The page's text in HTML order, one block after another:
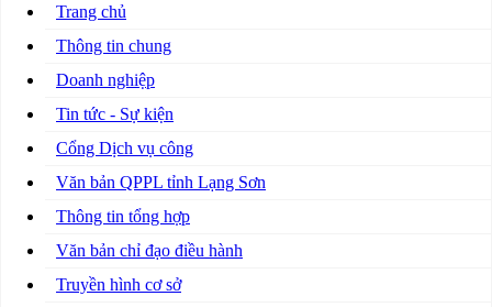
Trang chủ
Thông tin chung
Doanh nghiệp
Tin tức - Sự kiện
Cổng Dịch vụ công
Văn bản QPPL tỉnh Lạng Sơn
Thông tin tổng hợp
Văn bản chỉ đạo điều hành
Truyền hình cơ sở